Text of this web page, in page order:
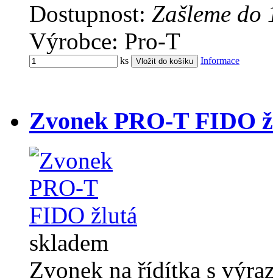
Dostupnost: Zašleme do
Výrobce: Pro-T
ks Informace
Zvonek PRO-T FIDO
skladem
Zvonek na řídítka s